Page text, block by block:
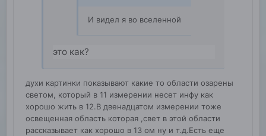
И видел я во вселенной
это как?
духи картинки показывают какие то области озарены
светом, который в 11 измерении несет инфу как
хорошо жить в 12.В двенадцатом измерении тоже
освещенная область которая ,свет в этой области
рассказывает как хорошо в 13 ом ну и т.д.Есть еще